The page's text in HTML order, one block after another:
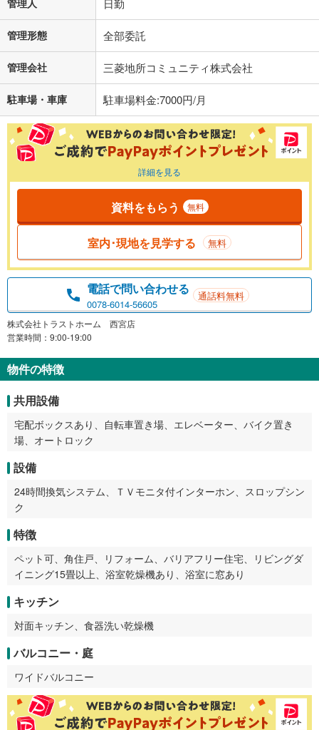
管理人 日勤
管理形態 全部委託
管理会社 三菱地所コミュニティ株式会社
駐車場・車庫 駐車場料金:7000円/月
詳細を見る
資料をもらう 無料
室内･現地を見学する 無料
電話で問い合わせる
0078-6014-56605
通話料無料
株式会社トラストホーム 西宮店
営業時間：9:00-19:00
物件の特徴
共用設備
宅配ボックスあり、自転車置き場、エレベーター、バイク置き
場、オートロック
設備
24時間換気システム、ＴＶモニタ付インターホン、スロップシン
ク
特徴
ペット可、角住戸、リフォーム、バリアフリー住宅、リビングダ
イニング15畳以上、浴室乾燥機あり、浴室に窓あり
キッチン
対面キッチン、食器洗い乾燥機
バルコニー・庭
ワイドバルコニー